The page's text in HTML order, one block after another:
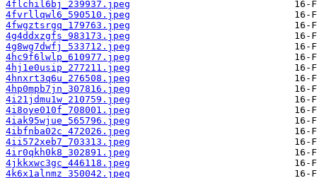
4flchil6bj_239937.jpeg
4fvrllqwl6_590510.jpeg
4fwgztsrgq_179763.jpeg
4g4ddxzgfs_983173.jpeg
4g8wg7dwfj_533712.jpeg
4hc9f6lwlp_610977.jpeg
4hj1e0usip_277211.jpeg
4hnxrt3q6u_276508.jpeg
4hp0mpb7jn_307816.jpeg
4i21jdmu1w_210759.jpeg
4i8oye010f_708001.jpeg
4iak95wjue_565796.jpeg
4ibfnba02c_472026.jpeg
4ii572xeb7_703313.jpeg
4ir0qkh0k8_302891.jpeg
4jkkxwc3gc_446118.jpeg
4k6x1alnmz_350042.jpeg